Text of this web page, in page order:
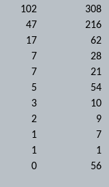
102
308
47
216
17
62
7
28
7
21
5
54
3
10
2
9
1
7
1
1
0 56